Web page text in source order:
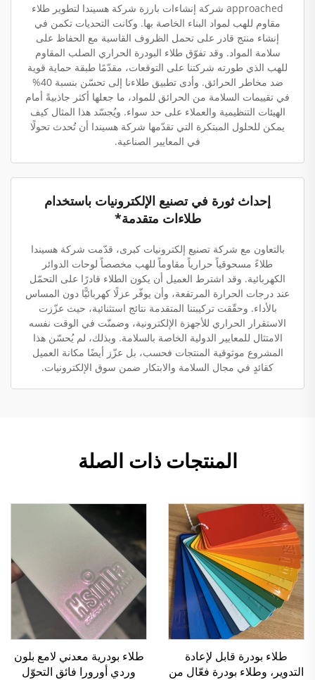
approached شركة إنشاءات بارزة شركة هسيندا لتطوير طلاء
مقاوم للهب لمواد البناء الخاصة بها. وكانت التحديات تكمن في
إنشاء منتج قادر على تحمل الظروف القاسية مع الحفاظ على
سلامة المواد. وقد تفوّق طلاء البودرة الحراري الصلب المقاوم
للهب الذي طورته شركتنا على التوقعات، مقدّمًا طبقة حماية قوية
ضد مخاطر الحرائق. وأدى تطبيق طلاءنا إلى تحسّن بنسبة 40%
في تقييمات السلامة من الحرائق للمواد، ما جعلها أكثر جاذبيةً أمام
الهيئات التنظيمية والعملاء على حد سواء. ويُجسّد هذا المثال كيف
يمكن للحلول المبتكرة التي تقدّمها شركة هسيندا أن تُحدث تحولًا
في المعايير الصناعية.
إحداث ثورة في تصنيع الإلكترونيات باستخدام
طلاءات متقدمة*
بالتعاون مع شركة تصنيع إلكترونيات كبرى، قدّمت شركة هسيندا
طلاءً مسحوقياً حرارياً مقاوماً للهب مخصصاً لوحات الدوائر
الكهربائية. وقد اشترط العميل أن يكون الطلاء قادرًا على التحمّل
عند درجات الحرارة المرتفعة، وأن يوفّر عزلًا كهربائيًّا دون المساس
بالأداء. وحقّقت تركيبتنا المتقدمة نتائج استثنائية، حيث عزّزت
الاستقرار الحراري للأجهزة الإلكترونية، وضمنّت في الوقت نفسه
الامتثال للمعايير الدولية الخاصة بالسلامة. وبذلك، لم يُحسّن هذا
المشروع موثوقية المنتجات فحسب، بل عزّز أيضًا مكانة العميل
كقائدٍ في مجال السلامة والابتكار ضمن سوق الإلكترونيات.
المنتجات ذات الصلة
طلاء بودرة قابل لإعادة
التدوير، وطلاء بودرة فعّال من
طلاء بودرية معدني لامع بلون
وردي أورورا فائق التحوّل